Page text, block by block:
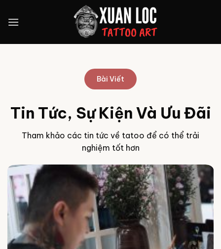
Bài Viết
Tin Tức, Sự Kiện Và Ưu Đãi
Tham khảo các tin tức về tatoo để có thể trải
nghiệm tốt hơn